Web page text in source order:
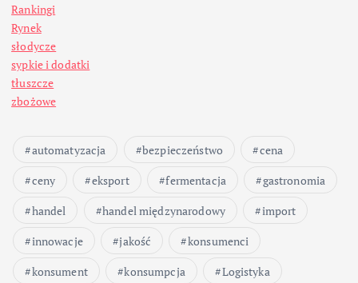
Rankingi
Rynek
słodycze
sypkie i dodatki
tłuszcze
zbożowe
automatyzacja bezpieczeństwo
cena
ceny
eksport fermentacja
gastronomia
handel
handel międzynarodowy
import
innowacje
jakość
konsumenci
konsument
konsumpcja
Logistyka